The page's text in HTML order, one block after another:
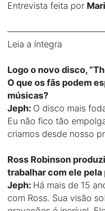
Entrevista feita por
Leia a íntegra
Logo o novo disco,
O que os fãs podem
músicas?
Jeph: O disco mais
Eu não fico tão
criamos desde nosso
Ross Robinson
trabalhar com ele
Jeph: Há mais de 15
com Ross. Sua visão